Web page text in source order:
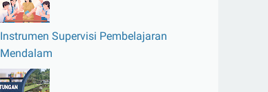
Instrumen Supervisi Pembelajaran
Mendalam